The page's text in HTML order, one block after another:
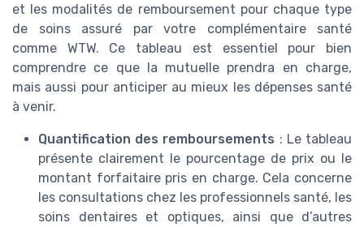
et les modalités de remboursement pour chaque type
de soins assuré par votre complémentaire santé
comme WTW. Ce tableau est essentiel pour bien
comprendre ce que la mutuelle prendra en charge,
mais aussi pour anticiper au mieux les dépenses santé
à venir.
Quantification des remboursements : Le tableau
présente clairement le pourcentage de prix ou le
montant forfaitaire pris en charge. Cela concerne
les consultations chez les professionnels santé, les
soins dentaires et optiques, ainsi que d’autres